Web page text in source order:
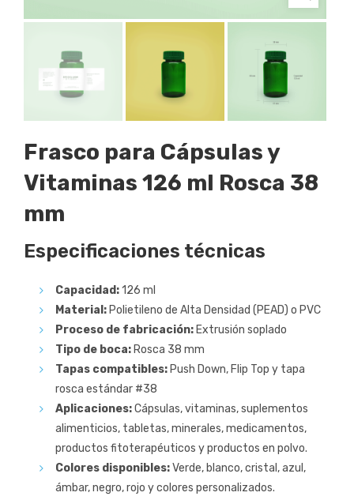
Frasco para Cápsulas y
Vitaminas 126 ml Rosca 38
mm
Especificaciones técnicas
Capacidad:126 ml
Material: Polietileno de Alta Densidad (PEAD) o PVC
Proceso de fabricación: Extrusión soplado
Tipo de boca: Rosca 38 mm
Tapas compatibles: Push Down, Flip Top y tapa
rosca estándar #38
Aplicaciones:Cápsulas, vitaminas, suplementos
alimenticios, tabletas, minerales, medicamentos,
productos fitoterapéuticos y productos en polvo.
Colores disponibles:Verde, blanco, cristal, azul,
ámbar, negro, rojo y colores personalizados.